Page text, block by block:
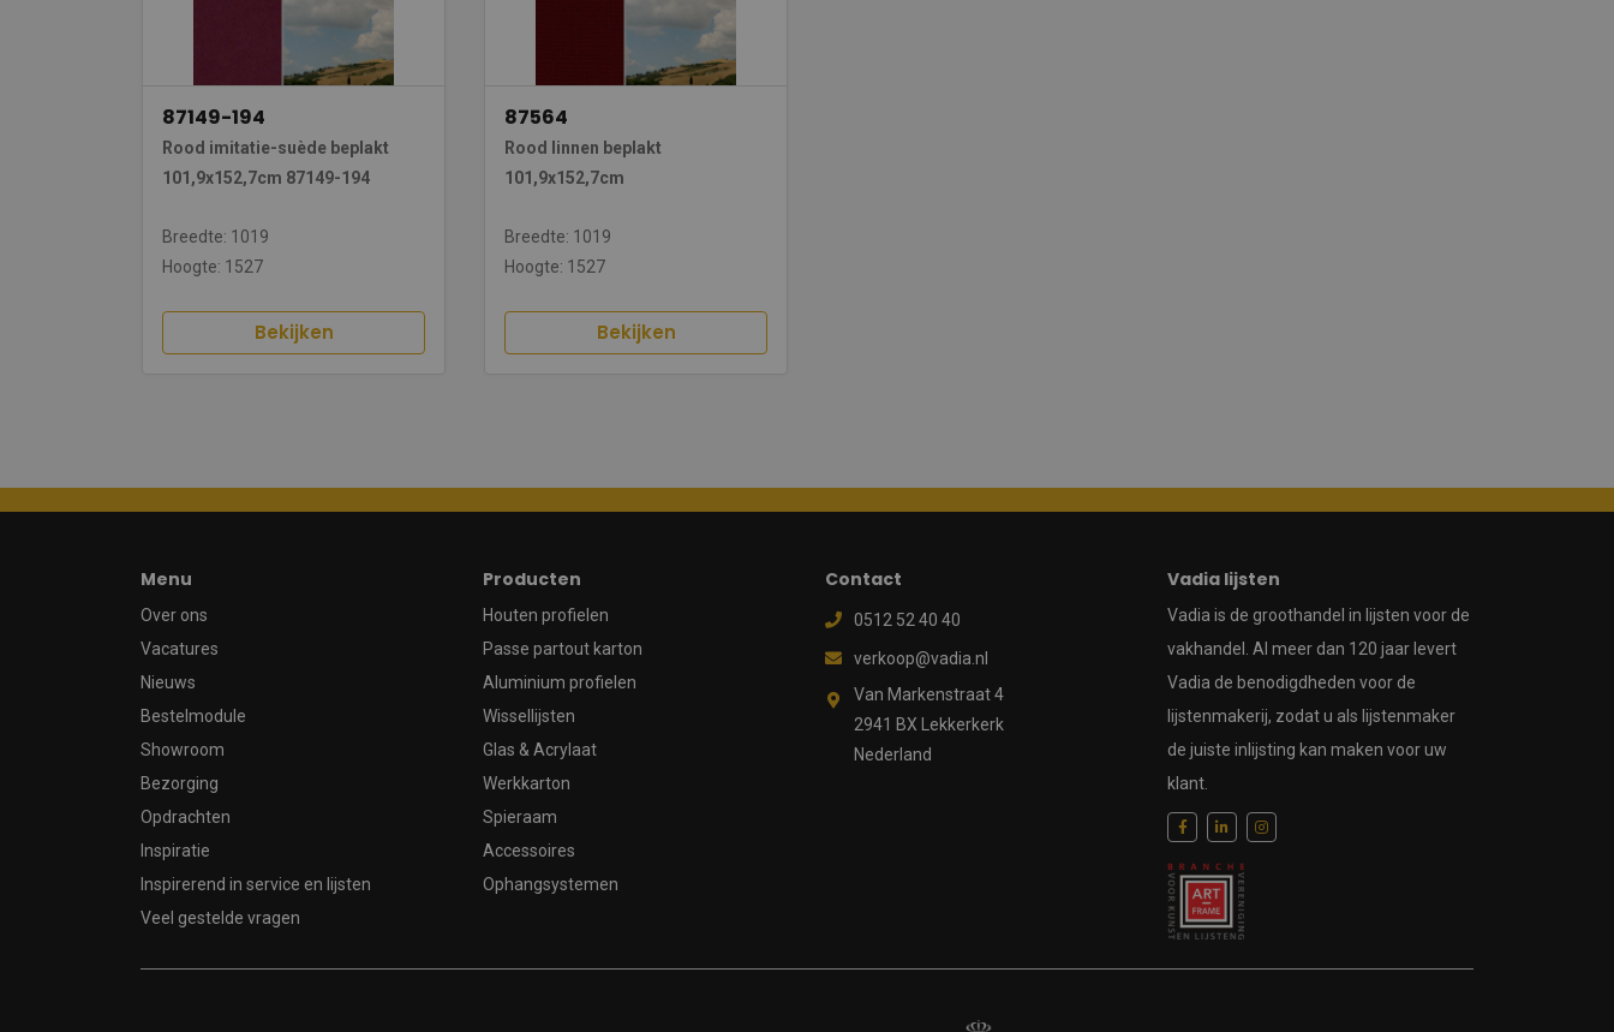
87149-194
Rood imitatie-suède beplakt
101,9x152,7cm 87149-194
Breedte: 1019
Hoogte: 1527
Bekijken
87564
Rood linnen beplakt
101,9x152,7cm
Breedte: 1019
Hoogte: 1527
Bekijken
Menu
Over ons
Vacatures
Nieuws
Bestelmodule
Showroom
Bezorging
Opdrachten
Inspiratie
Inspirerend in service en lijsten
Veel gestelde vragen
Producten
Houten profielen
Passe partout karton
Aluminium profielen
Wissellijsten
Glas & Acrylaat
Werkkarton
Spieraam
Accessoires
Ophangsystemen
Contact
0512 52 40 40
verkoop@vadia.nl
Van Markenstraat 4
2941 BX Lekkerkerk
Nederland
Vadia lijsten
Vadia is de groothandel in lijsten voor de
vakhandel. Al meer dan 120 jaar levert
Vadia de benodigdheden voor de
lijstenmakerij, zodat u als lijstenmaker
de juiste inlijsting kan maken voor uw
klant.